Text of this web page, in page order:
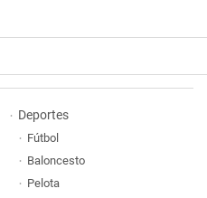
Deportes
Fútbol
Baloncesto
Pelota